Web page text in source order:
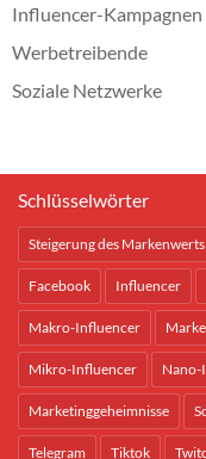
Influencer-Kampagnen
Werbetreibende
Soziale Netzwerke
Schlüsselwörter
Steigerung des Markenwerts
Facebook Influencer
Makro-Influencer
Mikro-Influencer
Marketinggeheimnisse
Telegram Tiktok